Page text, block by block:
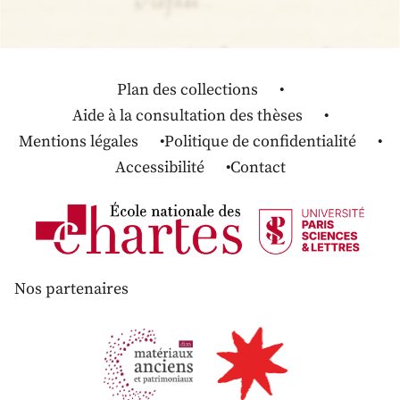
Plan des collections
Aide à la consultation des thèses
Mentions légales
Politique de confidentialité
Accessibilité
Contact
Nos partenaires